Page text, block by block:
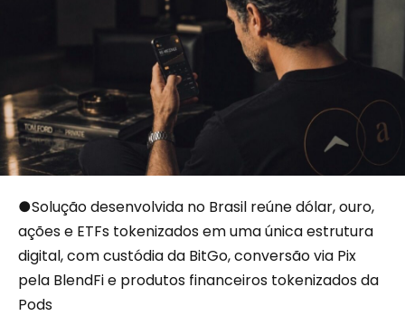
●Solução desenvolvida no Brasil reúne dólar, ouro,
ações e ETFs tokenizados em uma única estrutura
digital, com custódia da BitGo, conversão via Pix
pela BlendFi e produtos financeiros tokenizados da
Pods